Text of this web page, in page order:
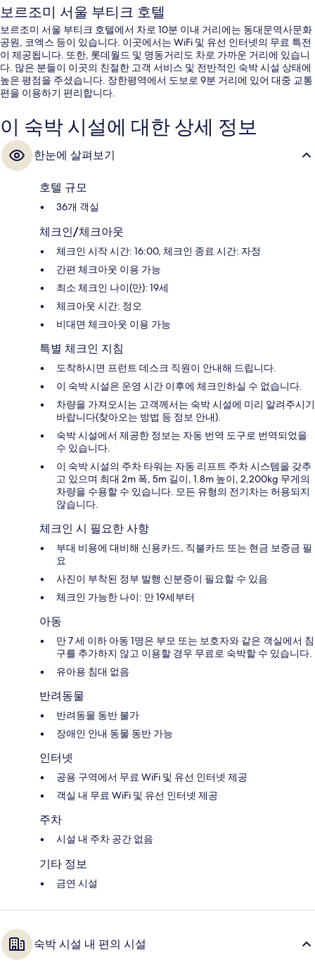
보르조미 서울 부티크 호텔
보르조미 서울 부티크 호텔에서 차로 10분 이내 거리에는 동대문역사문화
공원, 코엑스 등이 있습니다. 이곳에서는 WiFi 및 유선 인터넷의 무료 특전
이 제공됩니다. 또한, 롯데월드 및 명동거리도 차로 가까운 거리에 있습니
다. 많은 분들이 이곳의 친절한 고객 서비스 및 전반적인 숙박 시설 상태에
높은 평점을 주셨습니다. 장한평역에서 도보로 9분 거리에 있어 대중 교통
편을 이용하기 편리합니다.
이 숙박 시설에 대한 상세 정보
한눈에 살펴보기
호텔 규모
36개 객실
체크인/체크아웃
체크인 시작 시간: 16:00, 체크인 종료 시간: 자정
간편 체크아웃 이용 가능
최소 체크인 나이(만): 19세
체크아웃 시간: 정오
비대면 체크아웃 이용 가능
특별 체크인 지침
도착하시면 프런트 데스크 직원이 안내해 드립니다.
이 숙박 시설은 운영 시간 이후에 체크인하실 수 없습니다.
차량을 가져오시는 고객께서는 숙박 시설에 미리 알려주시기
바랍니다(찾아오는 방법 등 정보 안내).
숙박 시설에서 제공한 정보는 자동 번역 도구로 번역되었을
수 있습니다.
이 숙박 시설의 주차 타워는 자동 리프트 주차 시스템을 갖추
고 있으며 최대 2m 폭, 5m 길이, 1.8m 높이, 2,200kg 무게의
차량을 수용할 수 있습니다. 모든 유형의 전기차는 허용되지
않습니다.
체크인 시 필요한 사항
부대 비용에 대비해 신용카드, 직불카드 또는 현금 보증금 필
요
사진이 부착된 정부 발행 신분증이 필요할 수 있음
체크인 가능한 나이: 만 19세부터
아동
만 7 세 이하 아동 1명은 부모 또는 보호자와 같은 객실에서 침
구를 추가하지 않고 이용할 경우 무료로 숙박할 수 있습니다.
유아용 침대 없음
반려동물
반려동물 동반 불가
장애인 안내 동물 동반 가능
인터넷
공용 구역에서 무료 WiFi 및 유선 인터넷 제공
객실 내 무료 WiFi 및 유선 인터넷 제공
주차
시설 내 주차 공간 없음
기타 정보
금연 시설
숙박 시설 내 편의 시설